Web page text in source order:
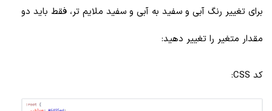
برای تغییر رنگ آبی و سفید به آبی و سفید ملایم تر، فقط باید دو
مقدار متغیر را تغییر دهید:
کد CSS: